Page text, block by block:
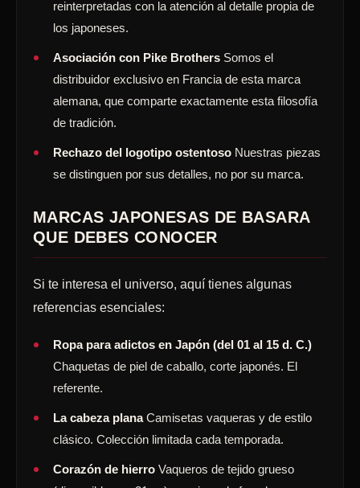
reinterpretadas con la atención al detalle propia de
los japoneses.
Asociación con Pike Brothers Somos el
distribuidor exclusivo en Francia de esta marca
alemana, que comparte exactamente esta filosofía
de tradición.
Rechazo del logotipo ostentoso Nuestras piezas
se distinguen por sus detalles, no por su marca.
MARCAS JAPONESAS DE BASARA
QUE DEBES CONOCER
Si te interesa el universo, aquí tienes algunas
referencias esenciales:
Ropa para adictos en Japón (del 01 al 15 d. C.)
Chaquetas de piel de caballo, corte japonés. El
referente.
La cabeza planaCamisetas vaqueras y de estilo
clásico. Colección limitada cada temporada.
Corazón de hierro Vaqueros de tejido grueso